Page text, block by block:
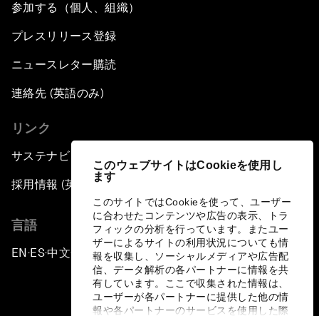
このウェブサイトはCookieを使用し
ます
このサイトではCookieを使って、ユーザー
に合わせたコンテンツや広告の表示、トラ
フィックの分析を行っています。またユー
ザーによるサイトの利用状況についても情
報を収集し、ソーシャルメディアや広告配
信、データ解析の各パートナーに情報を共
有しています。ここで収集された情報は、
ユーザーが各パートナーに提供した他の情
報や各パートナーのサービスを使用した際
Opening Plenary with Li Keqiang
Talent Transforming Technology
The Secret Life of Whales
Connecting with Digital ASEAN
Drone Delivery: Transforming Logistics and
Lives
Unlocking the Industrial Internet of Things
China, Science and the World
参加する（個人、組織）
プレスリリース登録
ニュースレター購読
連絡先 (英語のみ)
リンク
サステナビリティへの取り組み
採用情報 (英語のみ)
言語
EN ▪ES▪中文▪ 日本語